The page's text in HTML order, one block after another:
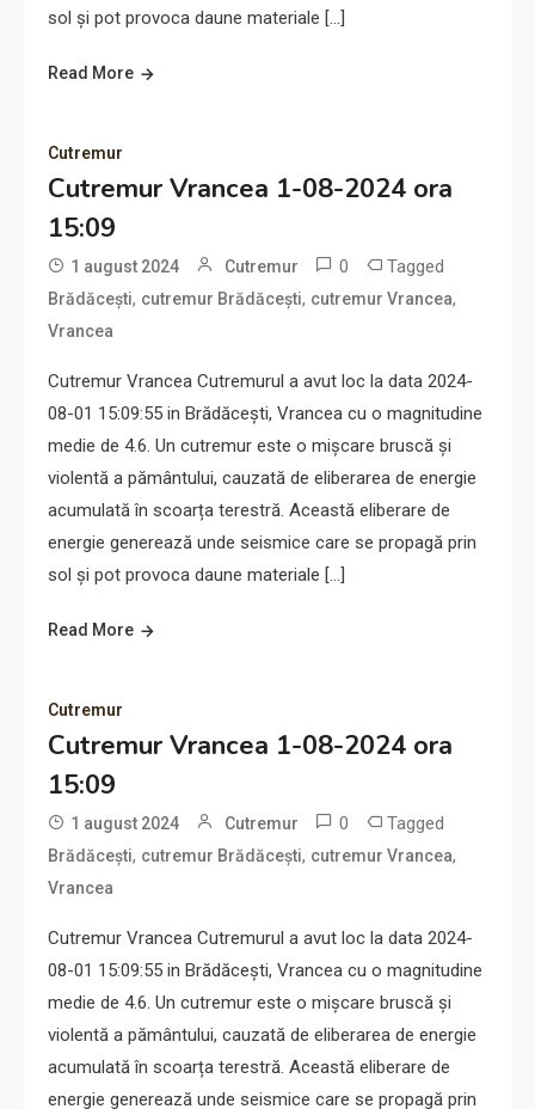
sol și pot provoca daune materiale […]
Read More
Cutremur
Cutremur Vrancea 1-08-2024 ora
15:09
1 august 2024 Cutremur 0 Tagged
Brădăcești, cutremur Brădăcești, cutremur Vrancea,
Vrancea
Cutremur Vrancea Cutremurul a avut loc la data 2024-
08-01 15:09:55 in Brădăcești, Vrancea cu o magnitudine
medie de 4.6. Un cutremur este o mișcare bruscă și
violentă a pământului, cauzată de eliberarea de energie
acumulată în scoarța terestră. Această eliberare de
energie generează unde seismice care se propagă prin
sol și pot provoca daune materiale […]
Read More
Cutremur
Cutremur Vrancea 1-08-2024 ora
15:09
1 august 2024 Cutremur 0 Tagged
Brădăcești, cutremur Brădăcești, cutremur Vrancea,
Vrancea
Cutremur Vrancea Cutremurul a avut loc la data 2024-
08-01 15:09:55 in Brădăcești, Vrancea cu o magnitudine
medie de 4.6. Un cutremur este o mișcare bruscă și
violentă a pământului, cauzată de eliberarea de energie
acumulată în scoarța terestră. Această eliberare de
energie generează unde seismice care se propagă prin